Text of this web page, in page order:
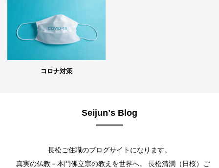
コロナ対策
Seijunʼs Blog
長松ご住職のブログサイトになります。
真実の仏教－本門佛立宗の教えを世界へ。 長松清潤（日桜）ご